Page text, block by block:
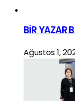
BİR YAZAR
Ağustos 1,